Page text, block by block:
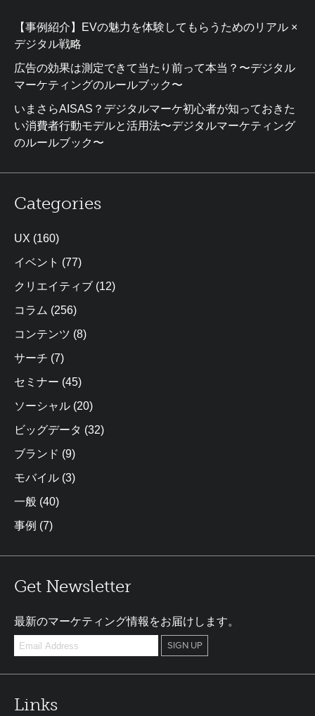
【事例紹介】EVの魅力を体験してもらうためのリアル ×
デジタル戦略
広告の効果は測定できて当たり前って本当？〜デジタル
マーケティングのルールブック〜
いまさらAISAS？デジタルマーケ初心者が知っておきた
い消費者行動モデルと活用法〜デジタルマーケティング
のルールブック〜
Categories
UX (160)
イベント (77)
クリエイティブ (12)
コラム (256)
コンテンツ (8)
サーチ (7)
セミナー (45)
ソーシャル (20)
ビッグデータ (32)
ブランド (9)
モバイル (3)
一般 (40)
事例 (7)
Get Newsletter
最新のマーケティング情報をお届けします。
Links